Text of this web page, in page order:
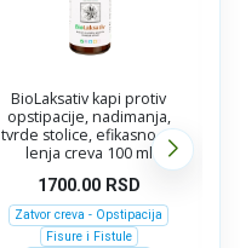
BioLaksativ kapi protiv
opstipacije, nadimanja,
tvrde stolice, efikasno za
lenja creva 100 ml
1700.00RSD
Zatvor creva - Opstipacija
Fisure i Fistule